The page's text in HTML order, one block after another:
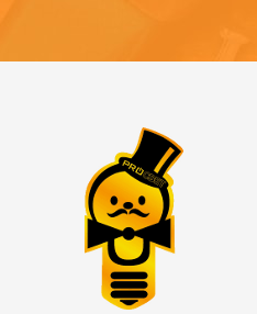
Достоинства